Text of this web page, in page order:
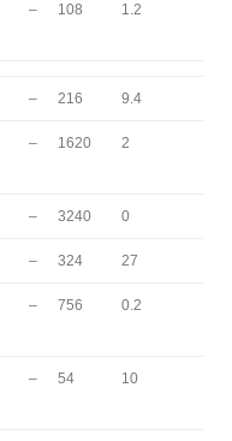
– 108 1.2
– 216 9.4
– 1620 2
– 3240 0
– 324 27
– 756 0.2
– 54 10